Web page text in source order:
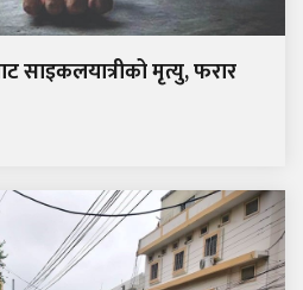
साइकलयात्रीको मृत्यु, फरार